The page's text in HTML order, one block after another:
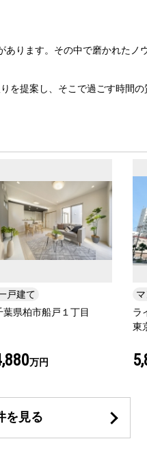
ります。その中で磨かれたノ
を提案し、そこで過ごす時間の
戸建て
葉県柏市船戸１丁目
万円
ラ
東
を見る